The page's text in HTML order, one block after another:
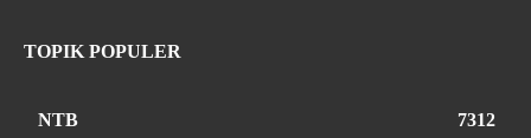
TOPIK POPULER
NTB 7312